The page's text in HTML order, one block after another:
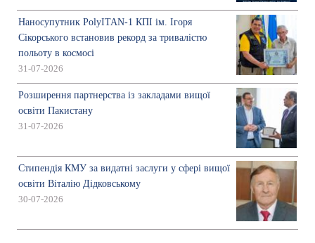
Наносупутник PolyITAN-1 КПІ ім. Ігоря
Сікорського встановив рекорд за тривалістю
польоту в космосі
31-07-2026
Розширення партнерства із закладами вищої
освіти Пакистану
31-07-2026
Стипендія КМУ за видатні заслуги у сфері вищої
освіти Віталію Дідковському
30-07-2026